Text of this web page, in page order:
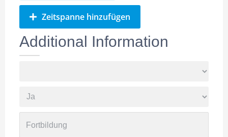
Zeitspanne hinzufügen
Additional Information